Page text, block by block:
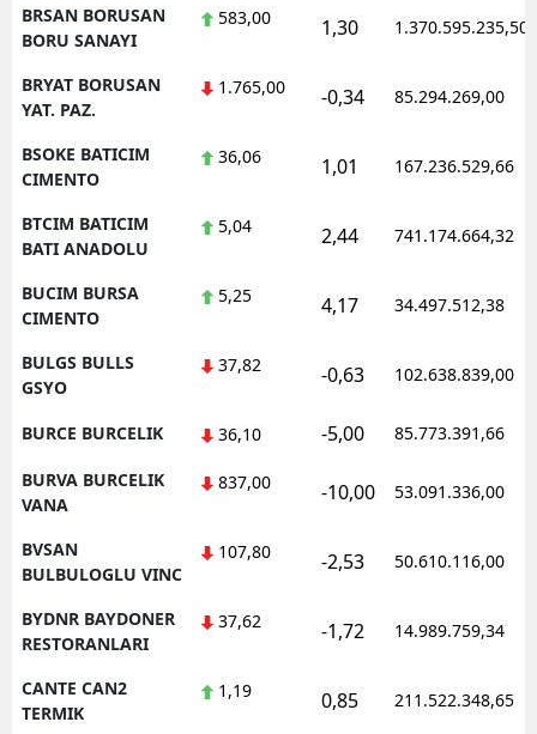
BRSAN BORUSAN
BORU SANAYI
583,00 1,30 1.370.595.235,50
BRYAT BORUSAN
YAT. PAZ.
1.765,00 -0,34 85.294.269,00
BSOKE BATICIM
CIMENTO
36,06 1,01 167.236.529,66
BTCIM BATICIM
BATI ANADOLU
5,04 2,44 741.174.664,32
BUCIM BURSA
CIMENTO
5,25 4,17 34.497.512,38
BULGS BULLS
GSYO
37,82 -0,63 102.638.839,00
BURCE BURCELIK 36,10 -5,00 85.773.391,66
BURVA BURCELIK
VANA
837,00 -10,00 53.091.336,00
BVSAN
BULBULOGLU VINC
107,80 -2,53 50.610.116,00
BYDNR BAYDONER
RESTORANLARI
37,62 -1,72 14.989.759,34
CANTE CAN2
TERMIK
1,19 0,85 211.522.348,65